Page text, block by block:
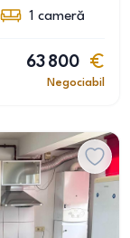
1 cameră
63 800
Negociabil